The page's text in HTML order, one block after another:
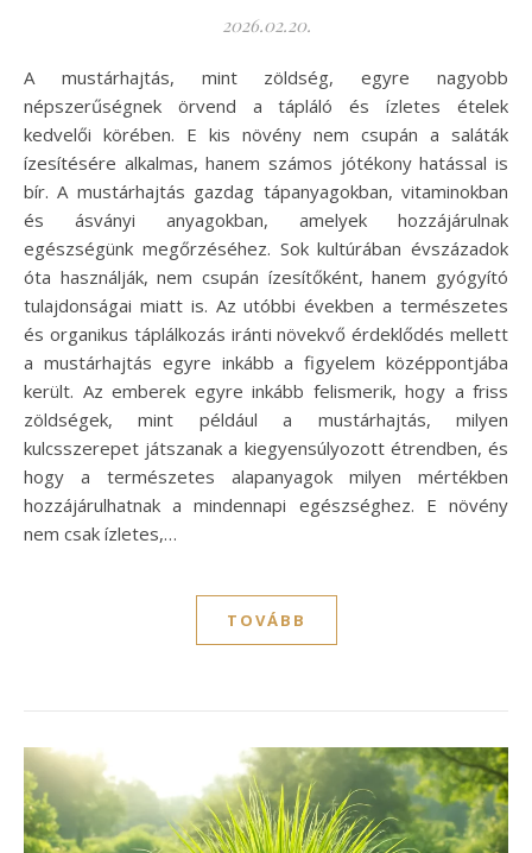
2026.02.20.
A mustárhajtás, mint zöldség, egyre nagyobb
népszerűségnek örvend a tápláló és ízletes ételek
kedvelői körében. E kis növény nem csupán a saláták
ízesítésére alkalmas, hanem számos jótékony hatással is
bír. A mustárhajtás gazdag tápanyagokban, vitaminokban
és ásványi anyagokban, amelyek hozzájárulnak
egészségünk megőrzéséhez. Sok kultúrában évszázadok
óta használják, nem csupán ízesítőként, hanem gyógyító
tulajdonságai miatt is. Az utóbbi években a természetes
és organikus táplálkozás iránti növekvő érdeklődés mellett
a mustárhajtás egyre inkább a figyelem középpontjába
került. Az emberek egyre inkább felismerik, hogy a friss
zöldségek, mint például a mustárhajtás, milyen
kulcsszerepet játszanak a kiegyensúlyozott étrendben, és
hogy a természetes alapanyagok milyen mértékben
hozzájárulhatnak a mindennapi egészséghez. E növény
nem csak ízletes,…
TOVÁBB